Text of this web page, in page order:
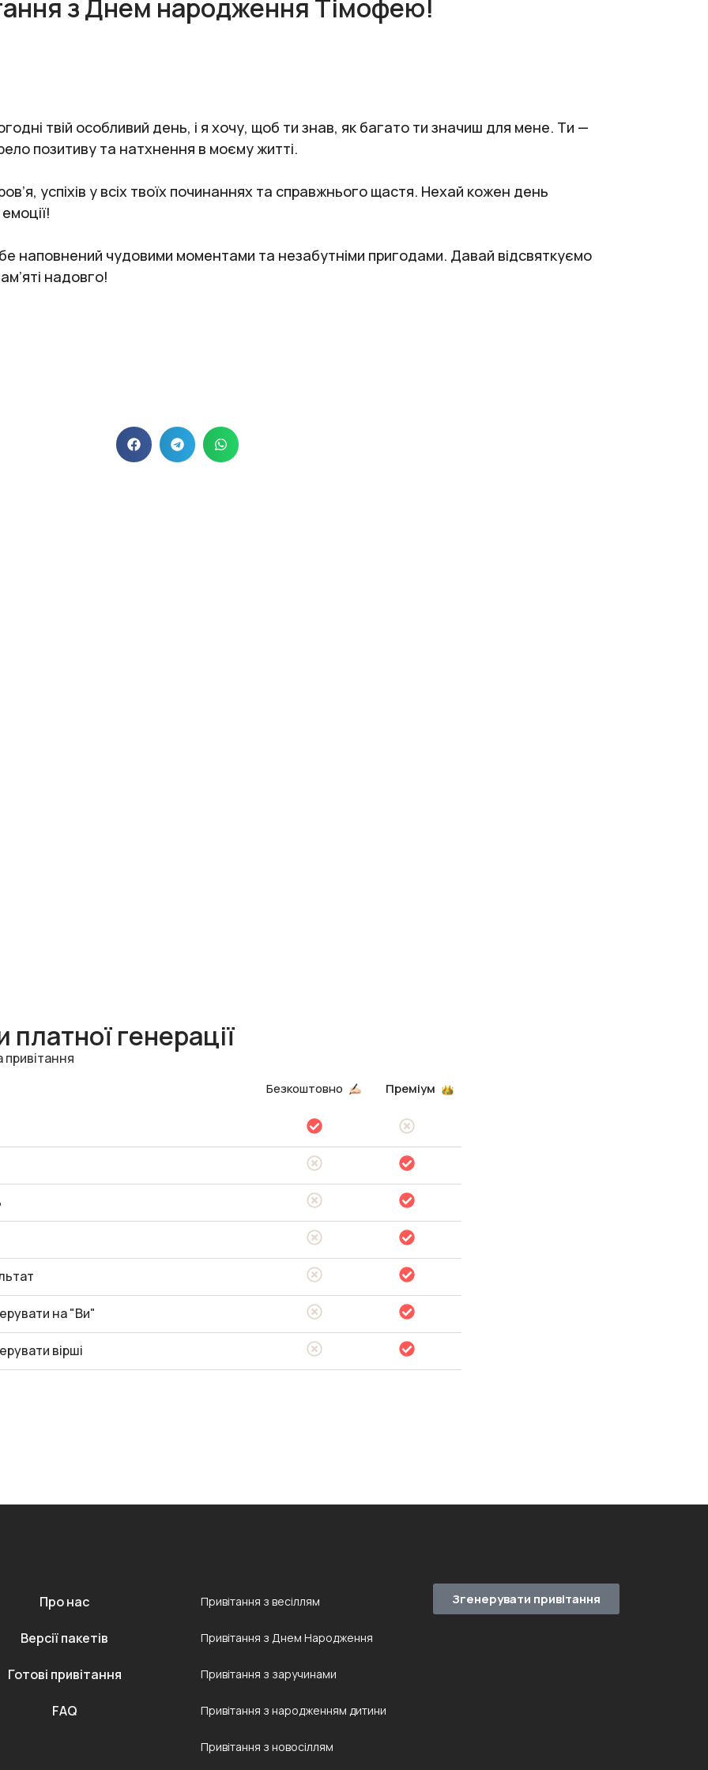
з Днем народження Тімофею!
твій особливий день, і я хочу, щоб ти знав, як багато ти значиш для мене. Ти —
позитиву та натхнення в моєму житті.
успіхів у всіх твоїх починаннях та справжнього щастя. Нехай кожен день
наповнений чудовими моментами та незабутніми пригодами. Давай відсвяткуємо
надовго!
платної генерації
Безкоштовно Преміум
на "Ви"
вірші
Про нас
Версії пакетів
Готові привітання
FAQ
Привітання з весіллям
Привітання з Днем Народження
Привітання з заручинами
Привітання з народженням дитини
Привітання з новосіллям
Згенерувати привітання